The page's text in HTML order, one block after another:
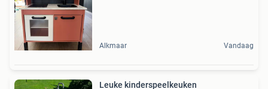
Alkmaar Vandaag
Leuke kinderspeelkeuken